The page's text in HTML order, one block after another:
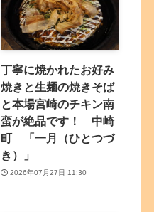
丁寧に焼かれたお好み
焼きと生麺の焼きそば
と本場宮崎のチキン南
蛮が絶品です！ 中崎
町 「一月（ひとつづ
き）」
2026年07月27日 11:30